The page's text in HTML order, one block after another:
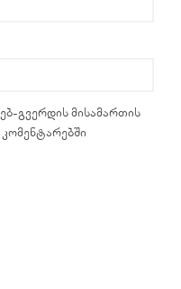
გვერდის მისამართის